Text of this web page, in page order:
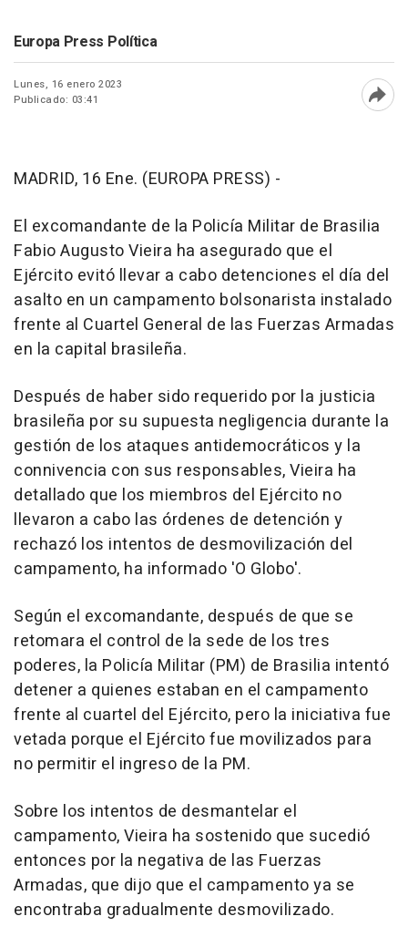
Europa Press Política
Lunes, 16 enero 2023
Publicado: 03:41
MADRID, 16 Ene. (EUROPA PRESS) -
El excomandante de la Policía Militar de Brasilia
Fabio Augusto Vieira ha asegurado que el
Ejército evitó llevar a cabo detenciones el día del
asalto en un campamento bolsonarista instalado
frente al Cuartel General de las Fuerzas Armadas
en la capital brasileña.
Después de haber sido requerido por la justicia
brasileña por su supuesta negligencia durante la
gestión de los ataques antidemocráticos y la
connivencia con sus responsables, Vieira ha
detallado que los miembros del Ejército no
llevaron a cabo las órdenes de detención y
rechazó los intentos de desmovilización del
campamento, ha informado 'O Globo'.
Según el excomandante, después de que se
retomara el control de la sede de los tres
poderes, la Policía Militar (PM) de Brasilia intentó
detener a quienes estaban en el campamento
frente al cuartel del Ejército, pero la iniciativa fue
vetada porque el Ejército fue movilizados para
no permitir el ingreso de la PM.
Sobre los intentos de desmantelar el
campamento, Vieira ha sostenido que sucedió
entonces por la negativa de las Fuerzas
Armadas, que dijo que el campamento ya se
encontraba gradualmente desmovilizado.